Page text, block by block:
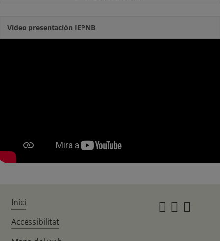
Video presentación IEPNB
Inici
Accessibilitat